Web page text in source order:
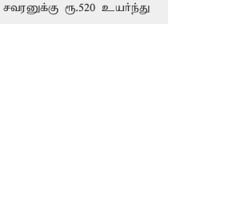
உயர்ந்து ஒரு சவரன்